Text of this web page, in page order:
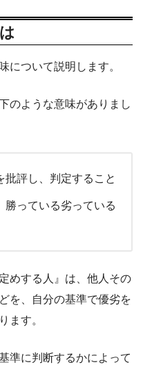
について説明します。
のような意味がありまし
批評し、判定すること
勝っている劣っている
めする人』は、他人その
を、自分の基準で優劣を
ます。
準に判断するかによって